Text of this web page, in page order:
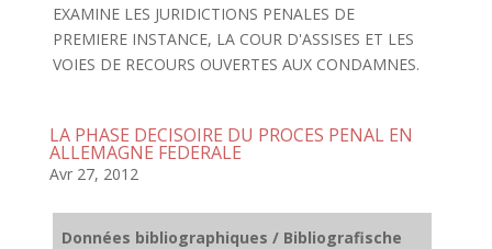
EXAMINE LES JURIDICTIONS PENALES DE
PREMIERE INSTANCE, LA COUR D'ASSISES ET LES
VOIES DE RECOURS OUVERTES AUX CONDAMNES.
LA PHASE DECISOIRE DU PROCES PENAL EN
ALLEMAGNE FEDERALE
Avr 27, 2012
Données bibliographiques / Bibliografische